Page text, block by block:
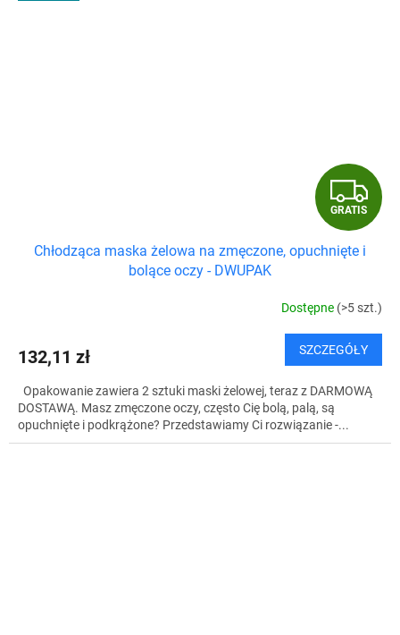
G
R
T
I
S
GRATIS
Chłodząca maska żelowa na zmęczone, opuchnięte i
bolące oczy - DWUPAK
Dostępne (>5 szt.)
132,11 zł SZCZEGÓŁY
Opakowanie zawiera 2 sztuki maski żelowej, teraz z DARMOWĄ
DOSTAWĄ. Masz zmęczone oczy, często Cię bolą, palą, są
opuchnięte i podkrążone? Przedstawiamy Ci rozwiązanie -...